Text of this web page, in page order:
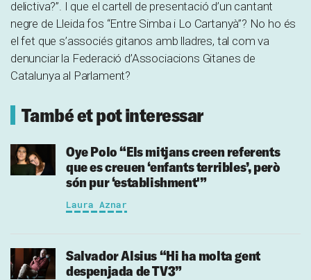
delictiva?”. I que el cartell de presentació d’un cantant
negre de Lleida fos “Entre Simba i Lo Cartanyà”? No ho és
el fet que s’associés gitanos amb lladres, tal com va
denunciar la Federació d’Associacions Gitanes de
Catalunya al Parlament?
També et pot interessar
Oye Polo“Els mitjans creen referents
que es creuen ‘enfants terribles’, però
són pur ‘establishment'”
Laura Aznar
Salvador Alsius“Hi ha molta gent
despenjada de TV3”